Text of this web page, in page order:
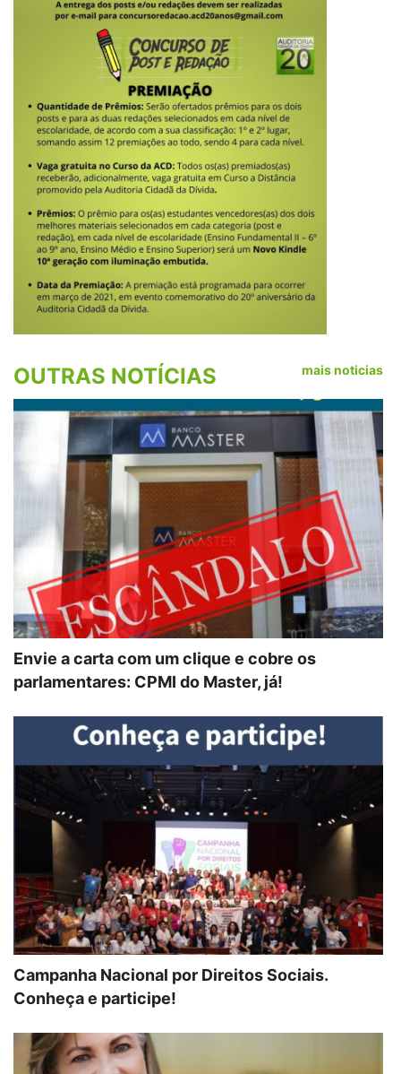
OUTRAS NOTÍCIAS mais noticias
Envie a carta com um clique e cobre os
parlamentares: CPMI do Master, já!
Campanha Nacional por Direitos Sociais.
Conheça e participe!